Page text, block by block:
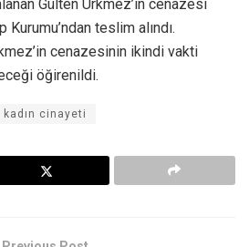
Gülten Ürkmez’in cenazesi
Kurumu’ndan teslim alındı.
cenazesinin ikindi vakti
öğirenildi.
kadın cinayeti